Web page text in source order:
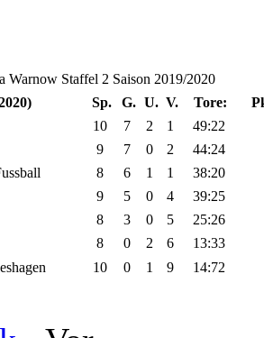
Warnow Staffel 2 Saison 2019/2020
Sp. G. U. V. Tore:
10 7 2 1 49:22
9 7 0 2 44:24
8 6 1 1 38:20
9 5 0 4 39:25
8 3 0 5
25:26
8 0 2 6
13:33
10 0 1 9 14:72